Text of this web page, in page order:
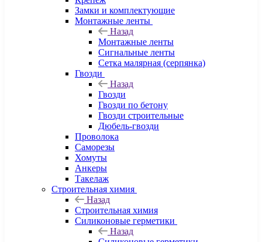
Замки и комплектующие
Монтажные ленты
Назад
Монтажные ленты
Сигнальные ленты
Сетка малярная (серпянка)
Гвозди
Назад
Гвозди
Гвозди по бетону
Гвозди строительные
Дюбель-гвозди
Проволока
Саморезы
Хомуты
Анкеры
Такелаж
Строительная химия
Назад
Строительная химия
Силиконовые герметики
Назад